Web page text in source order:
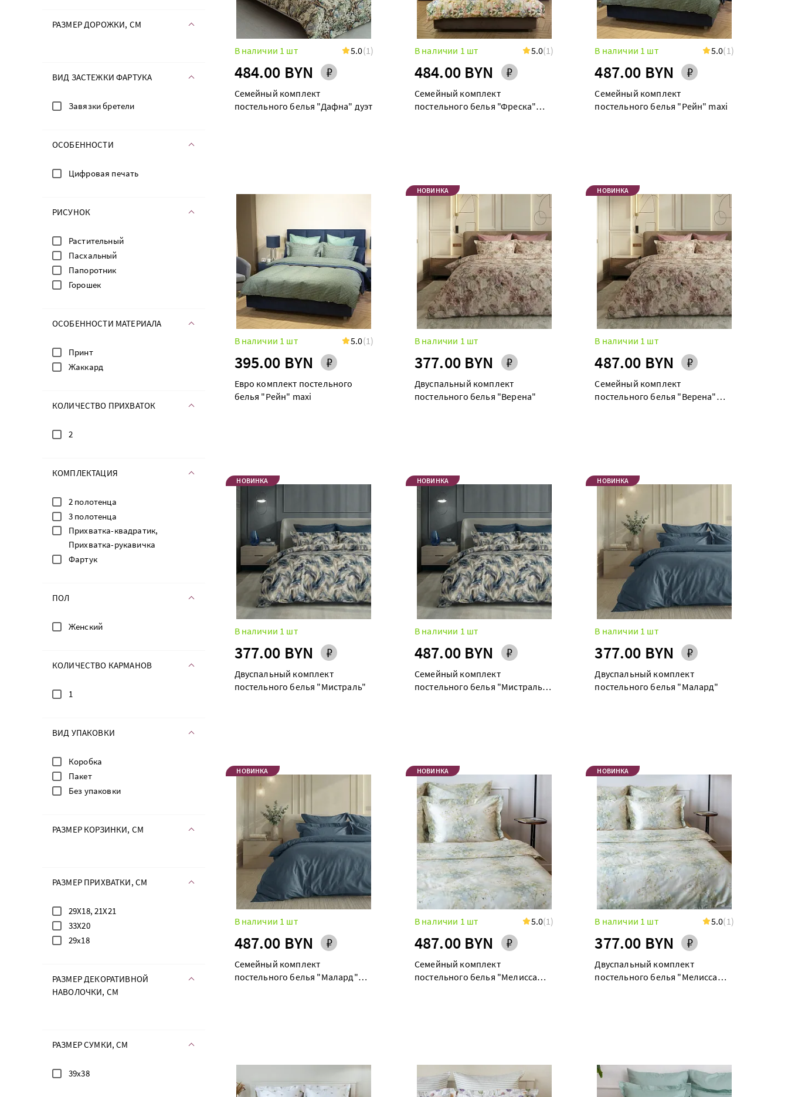
РАЗМЕР ДОРОЖКИ, СМ
ВИД ЗАСТЕЖКИ ФАРТУКА
Завязки бретели
ОСОБЕННОСТИ
Цифровая печать
РИСУНОК
Растительный
Пасхальный
Папоротник
Горошек
ОСОБЕННОСТИ МАТЕРИАЛА
Принт
Жаккард
КОЛИЧЕСТВО ПРИХВАТОК
2
КОМПЛЕКТАЦИЯ
2 полотенца
3 полотенца
Прихватка-квадратик,
Прихватка-рукавичка
Фартук
ПОЛ
Женский
КОЛИЧЕСТВО КАРМАНОВ
1
ВИД УПАКОВКИ
Коробка
Пакет
Без упаковки
РАЗМЕР КОРЗИНКИ, СМ
РАЗМЕР ПРИХВАТКИ, СМ
29Х18, 21Х21
33Х20
29х18
РАЗМЕР ДЕКОРАТИВНОЙ
НАВОЛОЧКИ, СМ
РАЗМЕР СУМКИ, СМ
39х38
В наличии 1 шт 5.0(1)
484.00 BYN
Семейный комплект
постельного белья "Дафна" дуэт
В наличии 1 шт 5.0(1)
484.00 BYN
Семейный комплект
постельного белья "Фреска"
В наличии 1 шт 5.0(1)
487.00 BYN
Семейный комплект
постельного белья "Рейн" maxi
В наличии 1 шт 5.0(1)
395.00 BYN
Евро комплект постельного
белья "Рейн" maxi
НОВИНКА
В наличии 1 шт
377.00 BYN
Двуспальный комплект
постельного белья "Верена"
НОВИНКА
В наличии 1 шт
487.00 BYN
Семейный комплект
постельного белья "Верена"
НОВИНКА
В наличии 1 шт
377.00 BYN
Двуспальный комплект
постельного белья "Мистраль"
НОВИНКА
В наличии 1 шт
487.00 BYN
Семейный комплект
постельного белья "Мистраль"
НОВИНКА
В наличии 1 шт
377.00 BYN
Двуспальный комплект
постельного белья "Малард"
НОВИНКА
В наличии 1 шт
487.00 BYN
Семейный комплект
постельного белья "Малард"
НОВИНКА
В наличии 1 шт 5.0(1)
487.00 BYN
Семейный комплект
постельного белья "Мелисса
НОВИНКА
В наличии 1 шт 5.0(1)
377.00 BYN
Двуспальный комплект
постельного белья "Мелисса